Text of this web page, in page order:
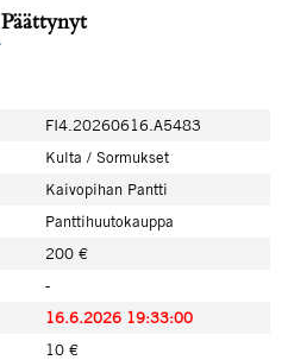
Päättynyt
FI4.20260616.A5483
Kulta / Sormukset
Kaivopihan Pantti
Panttihuutokauppa
200 €
-
16.6.2026 19:33:00
10 €